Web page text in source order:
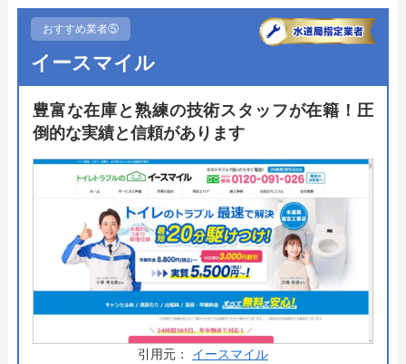
めです。
ショールームではメーカーカタログのプレゼントや
プロのアドバイザーにリフォームの相談を受けても
らえるので、時間がある方はぜひ伺ってみてはいか
か、LINEからもリフォーム相談を受け付けているの
で活用してみてください。
公式サイトで
料金詳細を見る
今すぐ電話で相談する
0120-35-6406
受付時間： 10:00～17:30
おすすめ業者⑤
イースマイル
豊富な在庫と熟練の技術スタッフが在籍！圧
倒的な実績と信頼があります
引用元： イースマイル